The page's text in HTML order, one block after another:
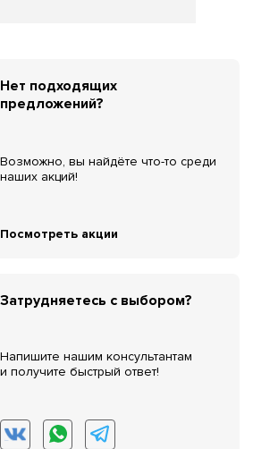
Нет подходящих
предложений?
Возможно, вы найдёте что-то среди
наших акций!
Посмотреть акции
Затрудняетесь с выбором?
Напишите нашим консультантам
и получите быстрый ответ!